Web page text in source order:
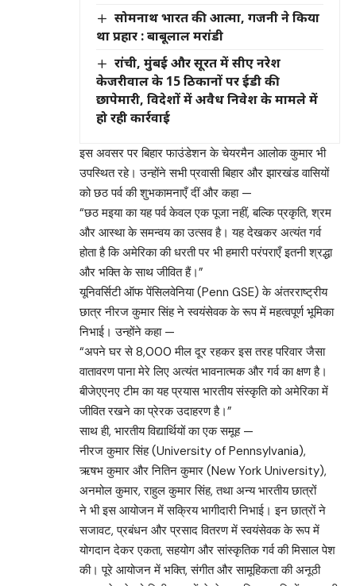
सोमनाथ भारत की आत्मा, गजनी ने किया
था प्रहार : बाबूलाल मरांडी
रांची, मुंबई और सूरत में सीए नरेश
केजरीवाल के 15 ठिकानों पर ईडी की
छापेमारी, विदेशों में अवैध निवेश के मामले में
हो रही कार्रवाई
इस अवसर पर बिहार फाउंडेशन के चेयरमैन आलोक कुमार भी
उपस्थित रहे। उन्होंने सभी प्रवासी बिहार और झारखंड वासियों
को छठ पर्व की शुभकामनाएँ दीं और कहा —
“छठ मइया का यह पर्व केवल एक पूजा नहीं, बल्कि प्रकृति, श्रम
और आस्था के समन्वय का उत्सव है। यह देखकर अत्यंत गर्व
होता है कि अमेरिका की धरती पर भी हमारी परंपराएँ इतनी श्रद्धा
और भक्ति के साथ जीवित हैं।”
यूनिवर्सिटी ऑफ पेंसिलवेनिया (Penn GSE) के अंतरराष्ट्रीय
छात्र नीरज कुमार सिंह ने स्वयंसेवक के रूप में महत्वपूर्ण भूमिका
निभाई। उन्होंने कहा —
“अपने घर से 8,000 मील दूर रहकर इस तरह परिवार जैसा
वातावरण पाना मेरे लिए अत्यंत भावनात्मक और गर्व का क्षण है।
बीजेएएनए टीम का यह प्रयास भारतीय संस्कृति को अमेरिका में
जीवित रखने का प्रेरक उदाहरण है।”
साथ ही, भारतीय विद्यार्थियों का एक समूह —
नीरज कुमार सिंह (University of Pennsylvania),
ऋषभ कुमार और नितिन कुमार (New York University),
अनमोल कुमार, राहुल कुमार सिंह, तथा अन्य भारतीय छात्रों
ने भी इस आयोजन में सक्रिय भागीदारी निभाई। इन छात्रों ने
सजावट, प्रबंधन और प्रसाद वितरण में स्वयंसेवक के रूप में
योगदान देकर एकता, सहयोग और सांस्कृतिक गर्व की मिसाल पेश
की। पूरे आयोजन में भक्ति, संगीत और सामूहिकता की अनूठी